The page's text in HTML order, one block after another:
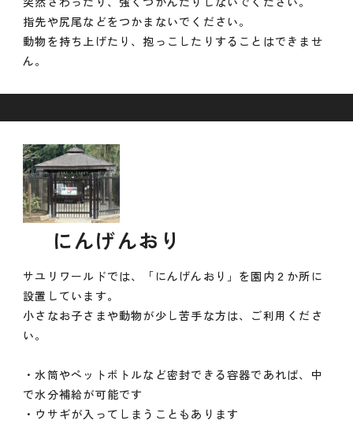
指先や尻尾などをつかまないでください。
動物を持ち上げたり、抱っこしたりすることはできませ
ん。
にんげんおり
サユリワールドでは、「にんげんおり」を園内２か所に
設置しています。
小さなお子さまや動物が少し苦手な方は、ご利用くださ
い。
・水筒やペットボトルなど密封できる容器であれば、中
で水分補給が可能です
・ウサギが入ってしまうこともあります